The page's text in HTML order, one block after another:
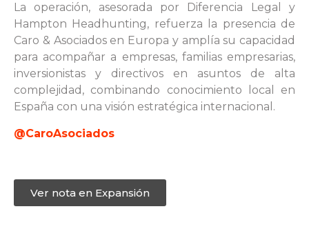
La operación, asesorada por Diferencia Legal y
Hampton Headhunting, refuerza la presencia de
Caro & Asociados en Europa y amplía su capacidad
para acompañar a empresas, familias empresarias,
inversionistas y directivos en asuntos de alta
complejidad, combinando conocimiento local en
España con una visión estratégica internacional.
@CaroAsociados
Ver nota en Expansión